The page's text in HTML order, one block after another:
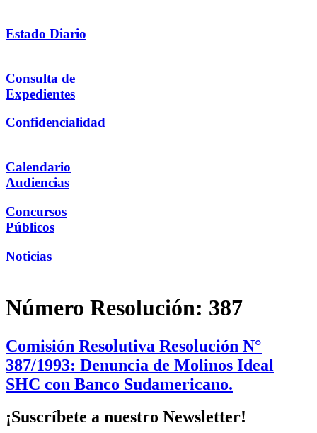
Estado Diario
Consulta de
Expedientes
Confidencialidad
Calendario
Audiencias
Concursos
Públicos
Noticias
Número Resolución: 387
Comisión Resolutiva Resolución N°
387/1993: Denuncia de Molinos Ideal
SHC con Banco Sudamericano.
¡Suscríbete a nuestro Newsletter!